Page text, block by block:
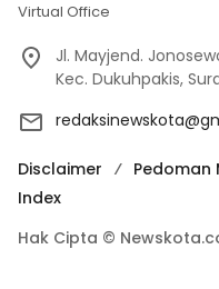
Virtual Office
Jl. Mayjend.
Kec. Dukuhpakis,
Disclaimer Pedoman
Index
Hak Cipta ©